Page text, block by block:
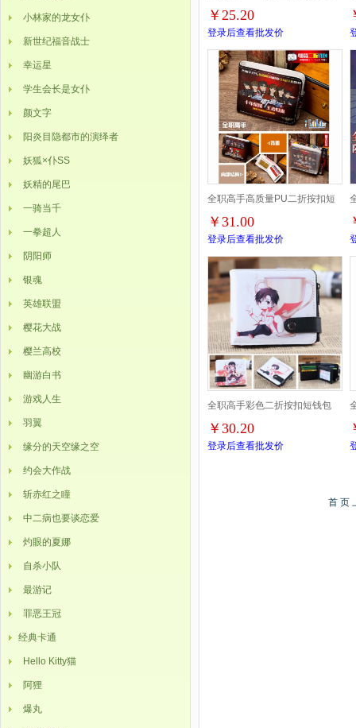
小林家的龙女仆
新世纪福音战士
幸运星
学生会长是女仆
颜文字
阳炎目隐都市的演绎者
妖狐×仆SS
妖精的尾巴
一骑当千
一拳超人
阴阳师
银魂
英雄联盟
樱花大战
樱兰高校
幽游白书
游戏人生
羽翼
缘分的天空缘之空
约会大作战
斩赤红之瞳
中二病也要谈恋爱
灼眼的夏娜
自杀小队
最游记
罪恶王冠
经典卡通
Hello Kitty猫
阿狸
爆丸
款
￥25.20
登录后查看批发价
全职高手高质量PU二折按扣短
款钱包
￥31.00
登录后查看批发价
全职高手彩色二折按扣短钱包
￥30.20
登录后查看批发价
首 页